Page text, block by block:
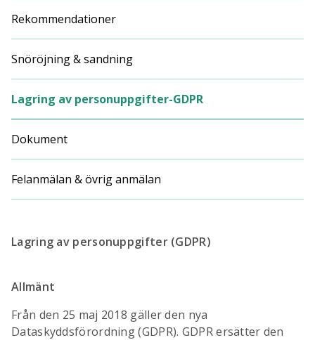
Rekommendationer
Snöröjning & sandning
Lagring av personuppgifter-GDPR
Dokument
Felanmälan & övrig anmälan
Lagring av personuppgifter (GDPR)
Allmänt
Från den 25 maj 2018 gäller den nya
Dataskyddsförordning (GDPR). GDPR ersätter den